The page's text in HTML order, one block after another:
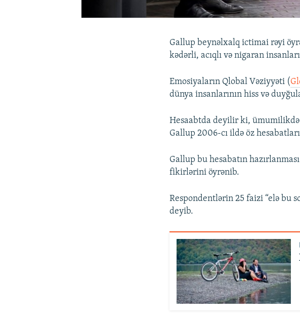
Gallup beynəlxalq ictimai rəyi
kədərli, acıqlı və nigaran
Emosiyaların Qlobal Vəziyyəti (
dünya insanlarının hiss və
Hesaabtda deyilir ki,
Gallup 2006-cı ildə öz
Gallup bu hesabatın
fikirlərini öyrənib.
Respondentlərin 25 faizi “elə bu
deyib.